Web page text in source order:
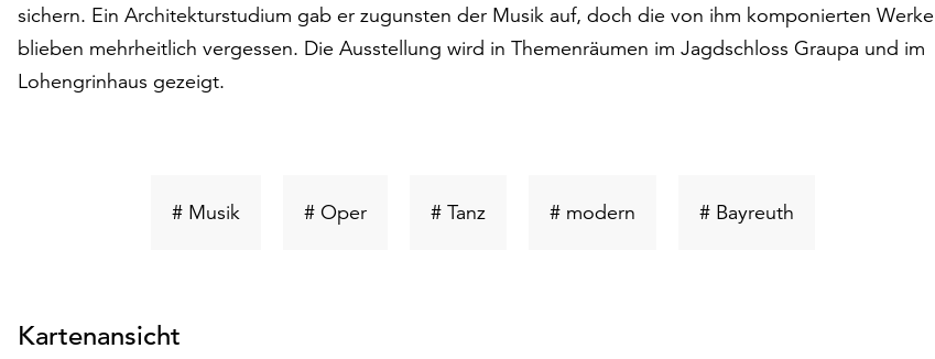
sichern. Ein Architekturstudium gab er zugunsten der Musik auf, doch die von ihm komponierten Werke
blieben mehrheitlich vergessen. Die Ausstellung wird in Themenräumen im Jagdschloss Graupa und im
Lohengrinhaus gezeigt.
# MusikSchlüsselwort
# OperSchlüsselwort
# TanzSchlüsselwort
# modernSchlüsselwort
# BayreuthSchlüsselwort
Kartenansicht